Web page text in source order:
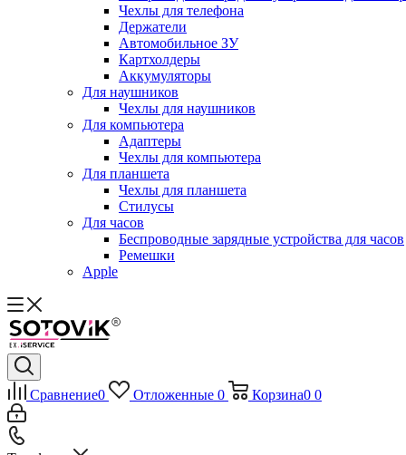
Чехлы для телефона
Держатели
Автомобильное ЗУ
Картхолдеры
Аккумуляторы
Для наушников
Чехлы для наушников
Для компьютера
Адаптеры
Чехлы для компьютера
Для планшета
Чехлы для планшета
Стилусы
Для часов
Беспроводные зарядные устройства для часов
Ремешки
Apple
Сравнение0 Отложенные 0 Корзина0 0